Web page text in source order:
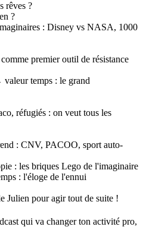
rêves ?
?
: Disney vs NASA, 1000
premier outil de résistance
temps : le grand
réfugiés : on veut tous les
: CNV, PACOO, sport auto-
: les briques Lego de l'imaginaire
: l'éloge de l'ennui
Julien pour agir tout de suite !
qui va changer ton activité pro,